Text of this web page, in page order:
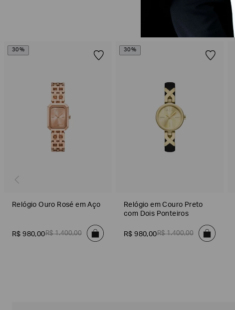
30%
Relógio Ouro Rosé em Aço
R$ 980,00R$ 1.400,00
30%
Relógio em Couro Preto
com Dois Ponteiros
R$ 980,00R$ 1.400,00
nos